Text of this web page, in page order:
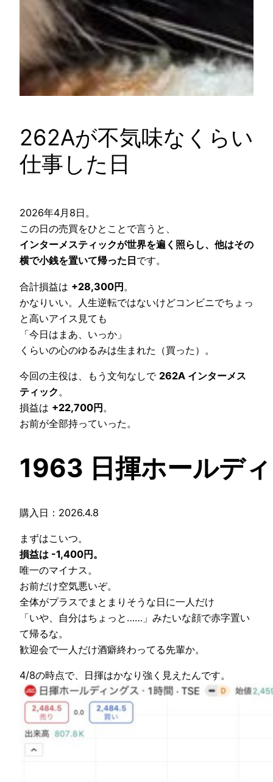
262Aが不気味なくらい
仕事した日
2026年4月8日。
この日の売買をひとことで言うと、
インターメスティックが世界を遍く照らし、他はその
横で小銭を置いて帰った日です。
合計損益は +28,300円。
かなりいい。人生逆転ではないけどコンビニでちょっ
と高いアイス見ても
「今日はまあ、いっか」
くらいの心のゆるみは生まれた（買った）。
今回の主役は、もう文句なしで 262A インターメス
ティック 。
損益は +22,700円。
お前が全部持っていった。
1963 日揮ホールデ
購入日：2026.4.8
まずはこいつ。
損益は -1,400円。
唯一のマイナス。
お前だけ空気悪いぞ。
全体がプラスでまとまりそうな日に一人だけ
「いや、自分はちょっと……」みたいな顔で赤字置い
て帰るな。
歓迎会で一人だけ酒癖終わってる先輩か。
4/8の時点で、日揮はかなり強く見えたんです。